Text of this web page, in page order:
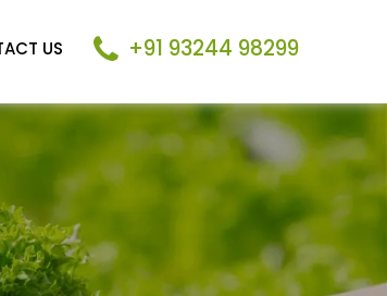
US +91 93244 98299